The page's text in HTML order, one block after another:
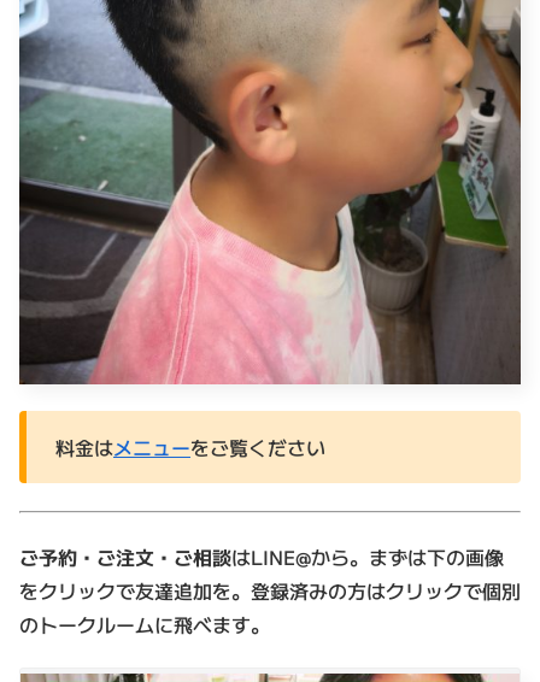
料金はメニューをご覧ください
ご予約・ご注文・ご相談はLINE@から。まずは下の画像
をクリックで友達追加を。登録済みの方はクリックで個別
のトークルームに飛べます。